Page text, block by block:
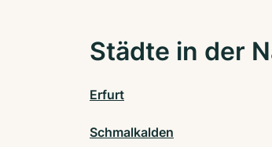
Städte in der
Erfurt
Schmalkalden